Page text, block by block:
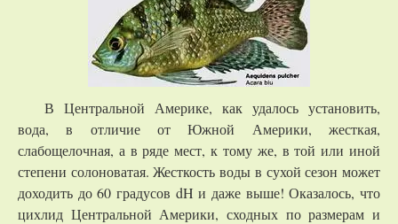
В Центральной Америке, как удалось установить,
вода, в отличие от Южной Америки, жесткая,
слабощелочная, а в ряде мест, к тому же, в той или иной
степени солоноватая. Жесткость воды в сухой сезон может
доходить до 60 градусов dH и даже выше! Оказалось, что
цихлид Центральной Америки, сходных по размерам и